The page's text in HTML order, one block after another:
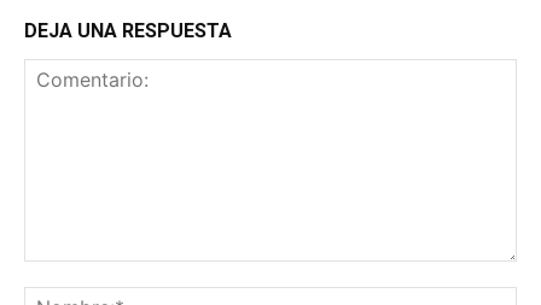
DEJA UNA RESPUESTA